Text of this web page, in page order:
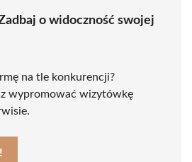
o widoczność swojej
na tle konkurencji?
wypromować wizytówkę